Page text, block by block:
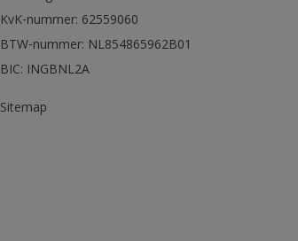
KvK-nummer: 62559060
BTW-nummer: NL854865962B01
BIC: INGBNL2A
Sitemap